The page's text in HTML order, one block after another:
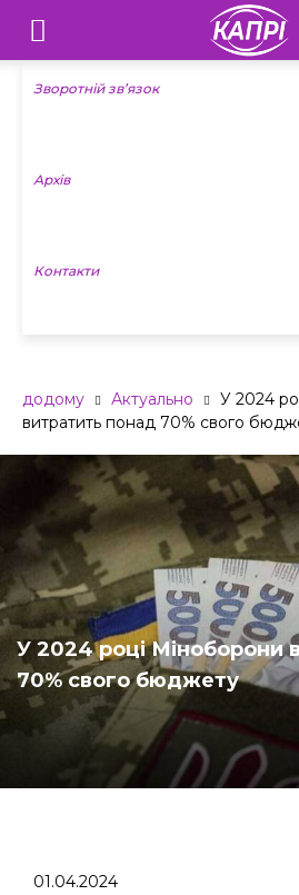
Телебачення
«Капрі»
Новини
Зворотній зв’язок
Архів
Контакти
додому Актуально
У 2024
витратить понад 70% свого
У 2024 році Міноборони
70% свого бюджету
01.04.2024